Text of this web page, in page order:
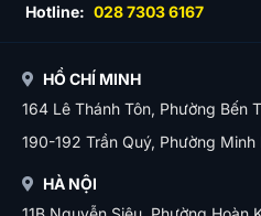
Hotline: 028 7303 6167
HỒ CHÍ MINH
164 Lê Thánh Tôn, Phường Bến
190-192 Trần Quý, Phường Minh
HÀ NỘI